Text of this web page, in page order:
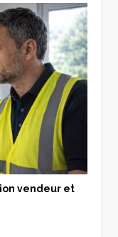
vendeur et